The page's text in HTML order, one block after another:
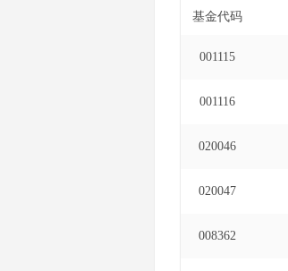
基金代码
001115
001116
020046
020047
008362